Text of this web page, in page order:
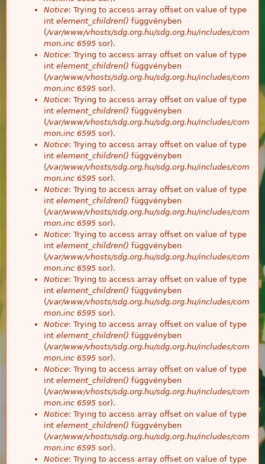
Notice: Trying to access array offset on value of type
int element_children() függvényben
(/var/www/vhosts/sdg.org.hu/sdg.org.hu/includes/com
mon.inc 6595 sor).
Notice: Trying to access array offset on value of type
int element_children() függvényben
(/var/www/vhosts/sdg.org.hu/sdg.org.hu/includes/com
mon.inc 6595 sor).
Notice: Trying to access array offset on value of type
int element_children() függvényben
(/var/www/vhosts/sdg.org.hu/sdg.org.hu/includes/com
mon.inc 6595 sor).
Notice: Trying to access array offset on value of type
int element_children() függvényben
(/var/www/vhosts/sdg.org.hu/sdg.org.hu/includes/com
mon.inc 6595 sor).
Notice: Trying to access array offset on value of type
int element_children() függvényben
(/var/www/vhosts/sdg.org.hu/sdg.org.hu/includes/com
mon.inc 6595 sor).
Notice: Trying to access array offset on value of type
int element_children() függvényben
(/var/www/vhosts/sdg.org.hu/sdg.org.hu/includes/com
mon.inc 6595 sor).
Notice: Trying to access array offset on value of type
int element_children() függvényben
(/var/www/vhosts/sdg.org.hu/sdg.org.hu/includes/com
mon.inc 6595 sor).
Notice: Trying to access array offset on value of type
int element_children() függvényben
(/var/www/vhosts/sdg.org.hu/sdg.org.hu/includes/com
mon.inc 6595 sor).
Notice: Trying to access array offset on value of type
int element_children() függvényben
(/var/www/vhosts/sdg.org.hu/sdg.org.hu/includes/com
mon.inc 6595 sor).
Notice: Trying to access array offset on value of type
int element_children() függvényben
(/var/www/vhosts/sdg.org.hu/sdg.org.hu/includes/com
mon.inc 6595 sor).
Notice: Trying to access array offset on value of type